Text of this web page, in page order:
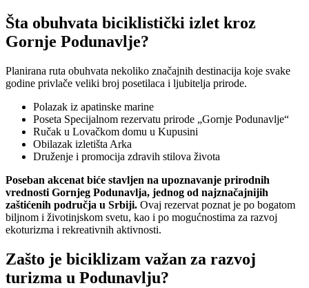
Šta obuhvata biciklistički izlet kroz
Gornje Podunavlje?
Planirana ruta obuhvata nekoliko značajnih destinacija koje svake
godine privlače veliki broj posetilaca i ljubitelja prirode.
Polazak iz apatinske marine
Poseta Specijalnom rezervatu prirode „Gornje Podunavlje“
Ručak u Lovačkom domu u Kupusini
Obilazak izletišta Arka
Druženje i promocija zdravih stilova života
Poseban akcenat biće stavljen na upoznavanje prirodnih
vrednosti Gornjeg Podunavlja, jednog od najznačajnijih
zaštićenih područja u Srbiji. Ovaj rezervat poznat je po bogatom
biljnom i životinjskom svetu, kao i po mogućnostima za razvoj
ekoturizma i rekreativnih aktivnosti.
Zašto je biciklizam važan za razvoj
turizma u Podunavlju?